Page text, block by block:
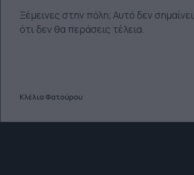
Ξέμεινες στην πόλη; Αυτό δεν σημαίνει
ότι δεν θα περάσεις τέλεια.
Κλέλια Φατούρου